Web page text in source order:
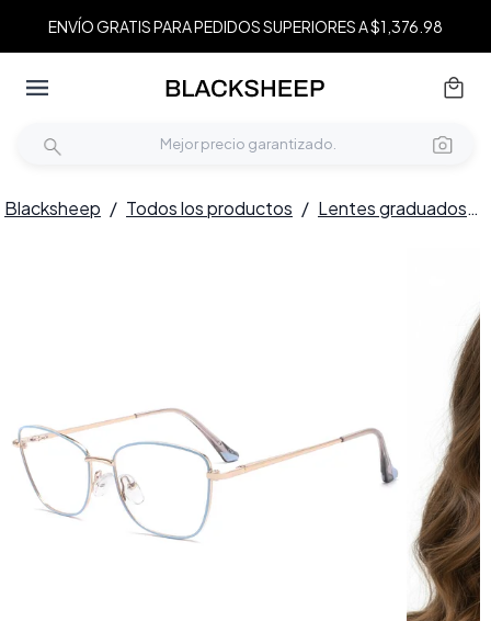
ENVÍO GRATIS PARA PEDIDOS SUPERIORES A $1,376.98
Blacksheep / Todos los productos / Lentes graduados /